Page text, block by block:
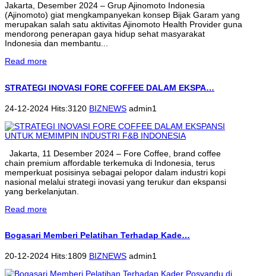
Jakarta, Desember 2024 – Grup Ajinomoto Indonesia
(Ajinomoto) giat mengkampanyekan konsep Bijak Garam yang
merupakan salah satu aktivitas Ajinomoto Health Provider guna
mendorong penerapan gaya hidup sehat masyarakat
Indonesia dan membantu...
Read more
STRATEGI INOVASI FORE COFFEE DALAM EKSPA…
24-12-2024 Hits:3120 BIZNEWS admin1
Jakarta, 11 Desember 2024 – Fore Coffee, brand coffee
chain premium affordable terkemuka di Indonesia, terus
memperkuat posisinya sebagai pelopor dalam industri kopi
nasional melalui strategi inovasi yang terukur dan ekspansi
yang berkelanjutan.
Read more
Bogasari Memberi Pelatihan Terhadap Kade…
20-12-2024 Hits:1809 BIZNEWS admin1